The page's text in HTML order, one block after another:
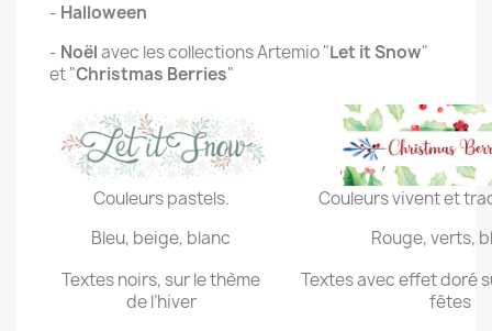
- Halloween
- Noëlavec les collections Artemio "Let it Snow"
et "Christmas Berries"
Couleurs pastels.
Bleu, beige, blanc
Couleurs vivent et
Rouge, verts,
Textes noirs, sur le thème
de l’hiver
Textes avec effet doré
fêtes